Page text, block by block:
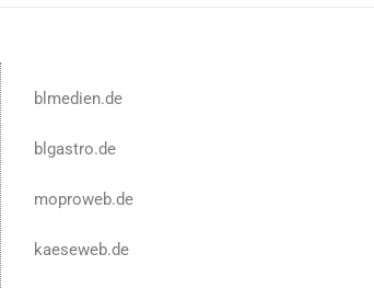
blmedien.de
blgastro.de
moproweb.de
kaeseweb.de